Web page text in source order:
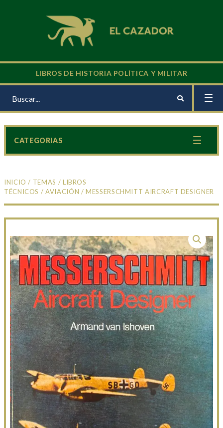
LIBROS DE HISTORIA POLÍTICA Y MILITAR
INICIO / TEMAS / LIBROS
TÉCNICOS /AVIACIÓN / MESSERSCHMITT AIRCRAFT DESIGNER
CATEGORIAS